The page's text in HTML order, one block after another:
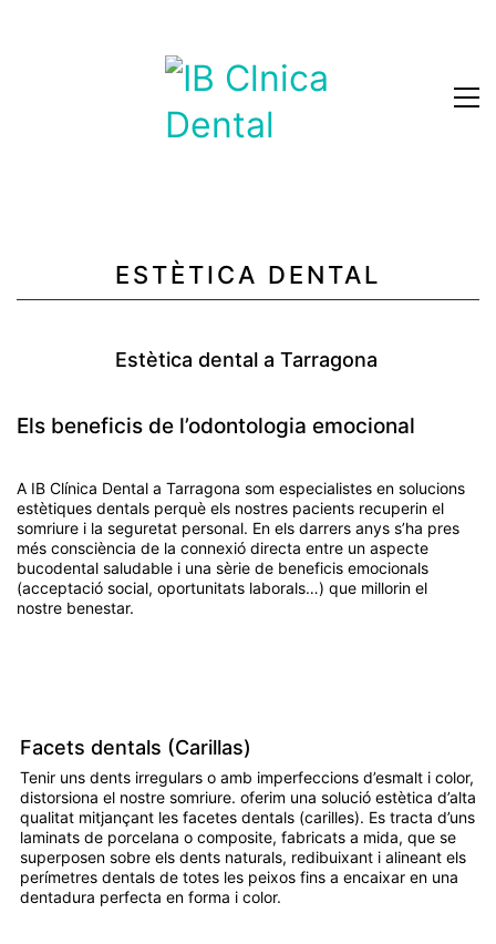
ESTÈTICA DENTAL
Estètica dental a Tarragona
Els beneficis de l’odontologia emocional
A IB Clínica Dental a Tarragona som especialistes en solucions
estètiques dentals perquè els nostres pacients recuperin el
somriure i la seguretat personal. En els darrers anys s’ha pres
més consciència de la connexió directa entre un aspecte
bucodental saludable i una sèrie de beneficis emocionals
(acceptació social, oportunitats laborals…) que millorin el
nostre benestar.
Facets dentals (Carillas)
Tenir uns dents irregulars o amb imperfeccions d’esmalt i color,
distorsiona el nostre somriure. oferim una solució estètica d’alta
qualitat mitjançant les facetes dentals (carilles). Es tracta d’uns
laminats de porcelana o composite, fabricats a mida, que se
superposen sobre els dents naturals, redibuixant i alineant els
perímetres dentals de totes les peixos fins a encaixar en una
dentadura perfecta en forma i color.